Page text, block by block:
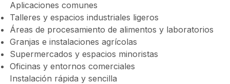
Aplicaciones comunes
Talleres y espacios industriales ligeros
Áreas de procesamiento de alimentos y laboratorios
Granjas e instalaciones agrícolas
Supermercados y espacios minoristas
Oficinas y entornos comerciales
Instalación rápida y sencilla